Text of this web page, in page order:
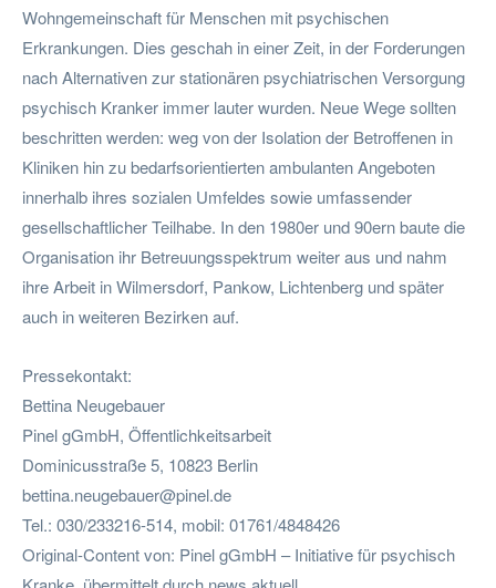
Wohngemeinschaft für Menschen mit psychischen
Erkrankungen. Dies geschah in einer Zeit, in der Forderungen
nach Alternativen zur stationären psychiatrischen Versorgung
psychisch Kranker immer lauter wurden. Neue Wege sollten
beschritten werden: weg von der Isolation der Betroffenen in
Kliniken hin zu bedarfsorientierten ambulanten Angeboten
innerhalb ihres sozialen Umfeldes sowie umfassender
gesellschaftlicher Teilhabe. In den 1980er und 90ern baute die
Organisation ihr Betreuungsspektrum weiter aus und nahm
ihre Arbeit in Wilmersdorf, Pankow, Lichtenberg und später
auch in weiteren Bezirken auf.
Pressekontakt:
Bettina Neugebauer
Pinel gGmbH, Öffentlichkeitsarbeit
Dominicusstraße 5, 10823 Berlin
bettina.neugebauer@pinel.de
Tel.: 030/233216-514, mobil: 01761/4848426
Original-Content von: Pinel gGmbH – Initiative für psychisch